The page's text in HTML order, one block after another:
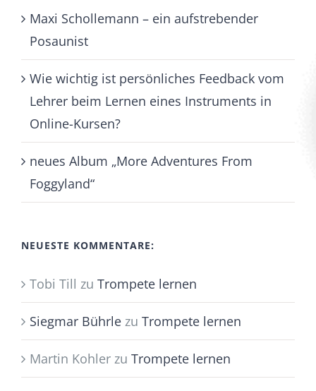
Maxi Schollemann – ein aufstrebender
Posaunist
Wie wichtig ist persönliches Feedback vom
Lehrer beim Lernen eines Instruments in
Online-Kursen?
neues Album „More Adventures From
Foggyland“
NEUESTE KOMMENTARE:
Tobi Till zu Trompete lernen
Siegmar Bührle zu Trompete lernen
Martin Kohler zu Trompete lernen